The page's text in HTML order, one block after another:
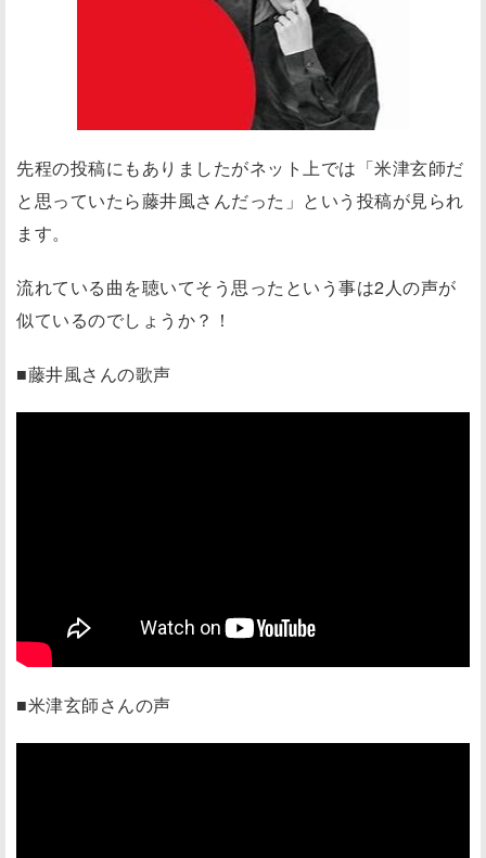
先程の投稿にもありましたがネット上では「米津玄師だ
と思っていたら藤井風さんだった」という投稿が見られ
ます。
流れている曲を聴いてそう思ったという事は2人の声が
似ているのでしょうか？！
■藤井風さんの歌声
■米津玄師さんの声